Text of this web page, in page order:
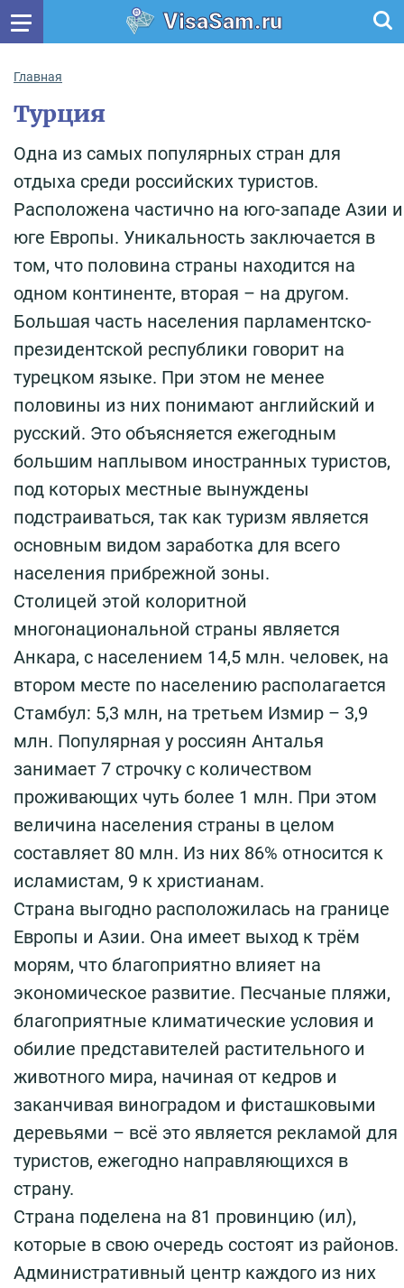
VisaSam.ru
Главная
Турция
Одна из самых популярных стран для
отдыха среди российских туристов.
Расположена частично на юго-западе Азии и
юге Европы. Уникальность заключается в
том, что половина страны находится на
одном континенте, вторая – на другом.
Большая часть населения парламентско-
президентской республики говорит на
турецком языке. При этом не менее
половины из них понимают английский и
русский. Это объясняется ежегодным
большим наплывом иностранных туристов,
под которых местные вынуждены
подстраиваться, так как туризм является
основным видом заработка для всего
населения прибрежной зоны.
Столицей этой колоритной
многонациональной страны является
Анкара, с населением 14,5 млн. человек, на
втором месте по населению располагается
Стамбул: 5,3 млн, на третьем Измир – 3,9
млн. Популярная у россиян Анталья
занимает 7 строчку с количеством
проживающих чуть более 1 млн. При этом
величина населения страны в целом
составляет 80 млн. Из них 86% относится к
исламистам, 9 к христианам.
Страна выгодно расположилась на границе
Европы и Азии. Она имеет выход к трём
морям, что благоприятно влияет на
экономическое развитие. Песчаные пляжи,
благоприятные климатические условия и
обилие представителей растительного и
животного мира, начиная от кедров и
заканчивая виноградом и фисташковыми
деревьями – всё это является рекламой для
туристов, ежегодно направляющихся в
страну.
Страна поделена на 81 провинцию (ил),
которые в свою очередь состоят из районов.
Административный центр каждого из них